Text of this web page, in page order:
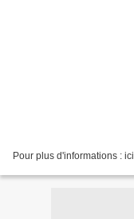
Pour plus d'informations : ici.